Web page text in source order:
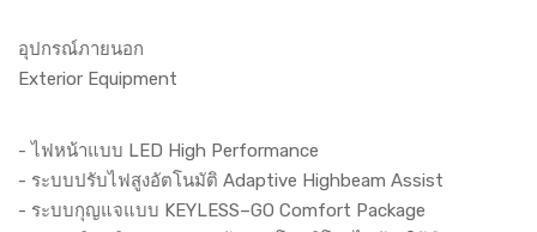
อุปกรณ์ภายนอก
Exterior Equipment
- ไฟหน้าแบบ LED High Performance
- ระบบปรับไฟสูงอัตโนมัติ Adaptive Highbeam Assist
- ระบบกุญแจแบบ KEYLESS–GO Comfort Package